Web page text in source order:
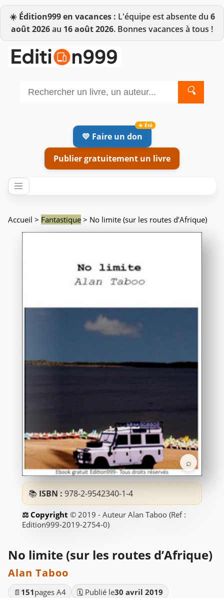
☀️ Édition999 en vacances : L'équipe est absente du 6
août 2026au 16 août 2026. Bonnes vacances à tous !
🔍
💛 Faire un don
Publier gratuitement un livre
Accueil > Fantastique > No limite (sur les routes d’Afrique)
⌕
📚 ISBN : 978-2-9542340-1-4
© 2019 - Auteur Alan Taboo (Ref :
Edition999-2019-2754-0)
No limite (sur les routes d’Afrique)
Alan Taboo
📄 151pages A4 🗓️ Publié le30 avril 2019